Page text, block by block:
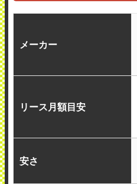
メーカー
リース月額目安
安さ